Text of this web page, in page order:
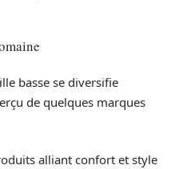
basse se diversifie
de quelques marques
alliant confort et style